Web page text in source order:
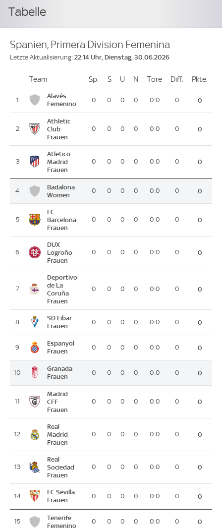
Tabelle
Spanien, Primera Division Femenina
Letzte Aktualisierung: 22:14 Uhr, Dienstag, 30.06.2026
PlatzTeam Sp. Spiele
SSiege
U Unentschieden
N Niederlagen
Tore ToreDiff. Differenz
Pkte.
1
Alavés
Femenino
0 0 0 0 0:0 0 0
2
Athletic
Club
Frauen
0 0 0 0 0:0 0 0
3
Atletico
Madrid
Frauen
0 0 0 0 0:0 0 0
4
Badalona
Women
0 0 0 0 0:0 0 0
5
FC
Barcelona
Frauen
0 0 0 0 0:0 0 0
6
DUX
Logroño
Frauen
0 0 0 0 0:0 0 0
7
Deportivo
de La
Coruña
Frauen
0 0 0 0 0:0 0 0
8
SD Eibar
Frauen
0 0 0 0 0:0 0 0
9
Espanyol
Frauen
0 0 0 0 0:0 0 0
10
Granada
Frauen
0 0 0 0 0:0 0 0
11
Madrid
CFF
Frauen
0 0 0 0 0:0 0 0
12
Real
Madrid
Frauen
0 0 0 0 0:0 0 0
13
Real
Sociedad
Frauen
0 0 0 0 0:0 0 0
14
FC Sevilla
Frauen
0 0 0 0 0:0 0 0
15
Tenerife
Femenino
0 0 0 0 0:0 0 0